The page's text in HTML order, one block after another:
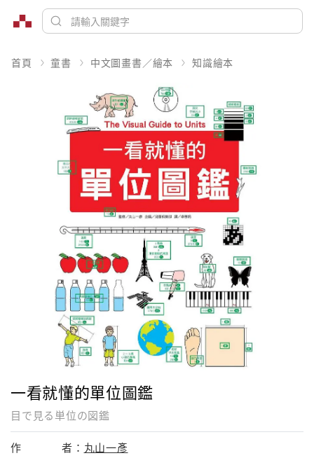
首頁 童書 中文圖畫書／繪本 知識繪本
一看就懂的單位圖鑑
目で見る単位の図鑑
作 者： 丸山一彥